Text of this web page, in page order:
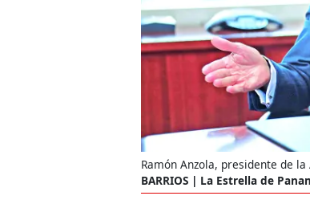
Ramón Anzola, presidente de
BARRIOS | La Estrella de